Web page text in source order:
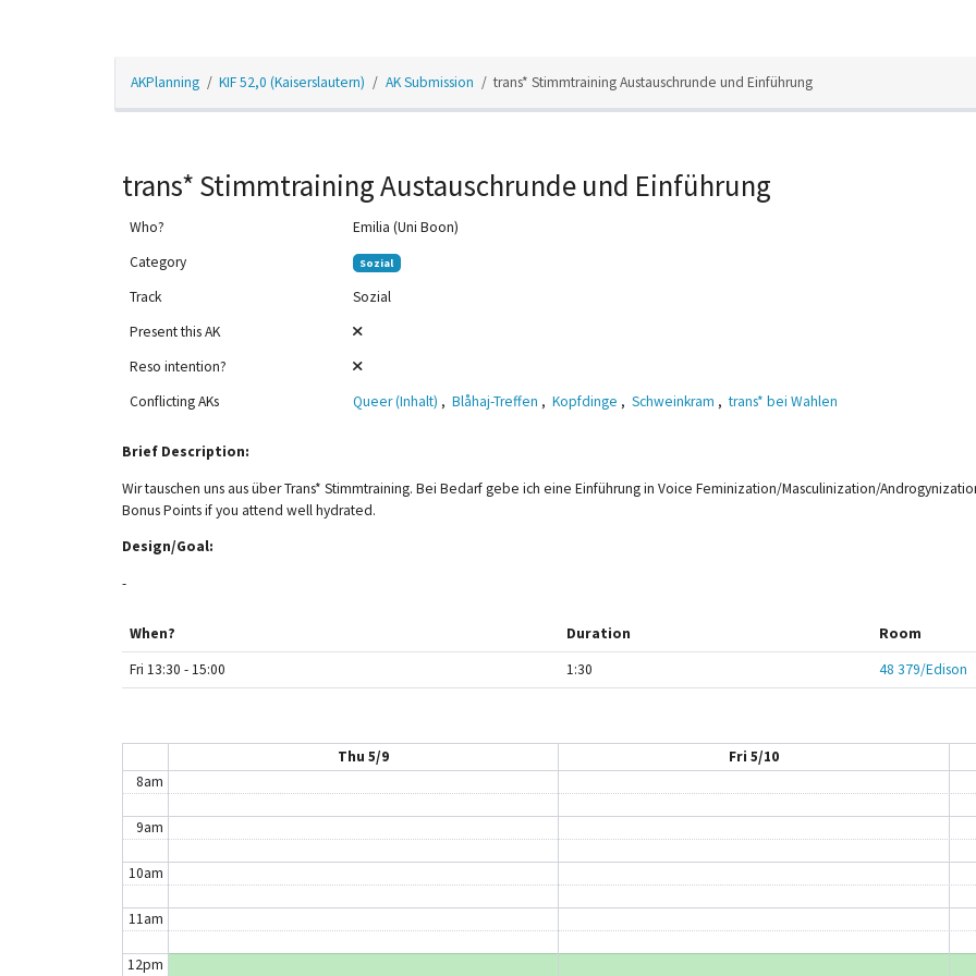
AKPlanning KIF 52,0 (Kaiserslautern) AK Submission trans* Stimmtraining Austauschrunde und Einführung
trans* Stimmtraining Austauschrunde und Einführung
Who?
Emilia (Uni Boon)
Category
Sozial
Track
Sozial
Present this AK
Reso intention?
Conflicting AKs
Queer (Inhalt) , Blåhaj-Treffen , Kopfdinge , Schweinkram ,trans* bei Wahlen
Brief Description:
Wir tauschen uns aus über Trans* Stimmtraining. Bei Bedarf gebe ich eine Einführung in Voice Feminization/Masculinization/
Bonus Points if you attend well hydrated.
Design/Goal:
-
When? Duration
Room
Fri 13:30 - 15:00
1:30 48 379/Edison
Thu 5/9 Fri 5/10
1am
2am
3am
5am
6am
8am
9am
10am
11am
12pm